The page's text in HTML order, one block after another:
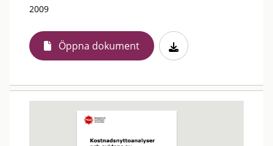
2009
Öppna dokument